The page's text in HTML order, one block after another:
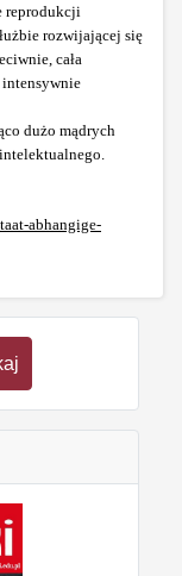
reprodukcji
rozwijającej się
cała
dużo mądrych
abhangige-